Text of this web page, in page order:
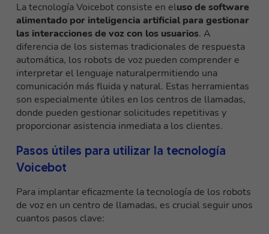
La tecnología Voicebot consiste en eluso de software
alimentado por inteligencia artificial para gestionar
las interacciones de voz con los usuarios. A
diferencia de los sistemas tradicionales de respuesta
automática, los robots de voz pueden comprender e
interpretar el lenguaje naturalpermitiendo una
comunicación más fluida y natural. Estas herramientas
son especialmente útiles en los centros de llamadas,
donde pueden gestionar solicitudes repetitivas y
proporcionar asistencia inmediata a los clientes.
Pasos útiles para utilizar la tecnología
Voicebot
Para implantar eficazmente la tecnología de los robots
de voz en un centro de llamadas, es crucial seguir unos
cuantos pasos clave: